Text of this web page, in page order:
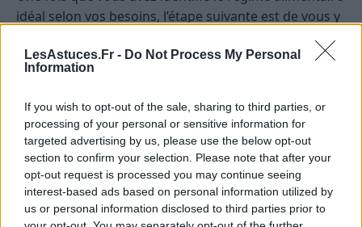
LesAstuces.Fr - Do Not Process My Personal
Information
If you wish to opt-out of the sale, sharing to third parties, or
processing of your personal or sensitive information for
targeted advertising by us, please use the below opt-out
section to confirm your selection. Please note that after your
opt-out request is processed you may continue seeing
interest-based ads based on personal information utilized by
us or personal information disclosed to third parties prior to
idéal selon vos besoins, l’étape suivante est de vous y
tenir. Pensez à planifier vos repas, faire des listes de
courses intelligentes et, surtout, soyez patient avec
vous-même. Rome ne s’est pas construite en un jour,
temps et de la détermination.
BIEN-ÊTRE SANTÉ